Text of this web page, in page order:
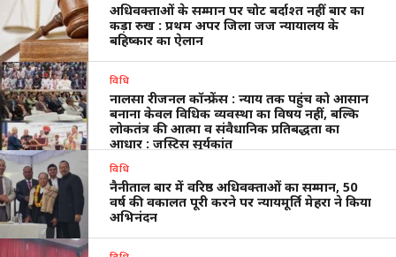
अधिवक्ताओं के सम्मान पर चोट बर्दाश्त नहीं बार का
कड़ा रुख : प्रथम अपर जिला जज न्यायालय के
बहिष्कार का ऐलान
विधि
नालसा रीजनल कॉन्फ्रेंस : न्याय तक पहुंच को आसान
बनाना केवल विधिक व्यवस्था का विषय नहीं, बल्कि
लोकतंत्र की आत्मा व संवैधानिक प्रतिबद्धता का
आधार : जस्टिस सूर्यकांत
विधि
नैनीताल बार में वरिष्ठ अधिवक्ताओं का सम्मान, 50
वर्ष की वकालत पूरी करने पर न्यायमूर्ति मेहरा ने किया
अभिनंदन